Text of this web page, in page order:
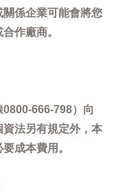
係企業可能會將您
作廠商。
666-798）向
法另有規定外，本
成本費用。